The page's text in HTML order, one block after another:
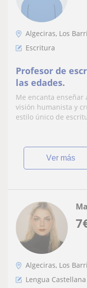
Algeciras, Los
Escritura
Profesor de
las edades.
Me encanta enseñar
visión humanista y
estilo único de
ver más
7
Algeciras, Los
Lengua